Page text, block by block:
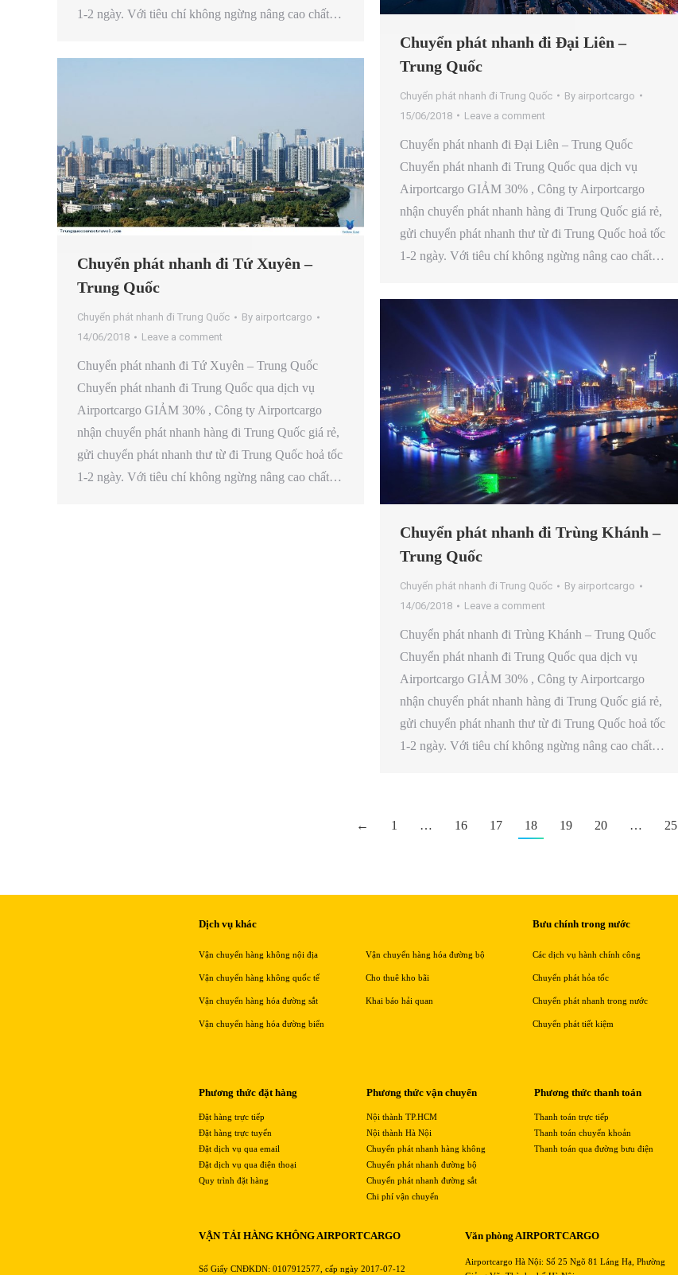
1-2 ngày. Với tiêu chí không ngừng nâng cao chất…
Chuyển phát nhanh đi Đại Liên –
Trung Quốc
Chuyển phát nhanh đi Trung Quốc By airportcargo
15/06/2018
Leave a comment
Chuyển phát nhanh đi Đại Liên – Trung Quốc
Chuyển phát nhanh đi Trung Quốc qua dịch vụ
Airportcargo GIẢM 30% , Công ty Airportcargo
nhận chuyển phát nhanh hàng đi Trung Quốc giá rẻ,
gửi chuyển phát nhanh thư từ đi Trung Quốc hoả tốc
1-2 ngày. Với tiêu chí không ngừng nâng cao chất…
Chuyển phát nhanh đi Tứ Xuyên –
Trung Quốc
Chuyển phát nhanh đi Trung Quốc By airportcargo
14/06/2018
Leave a comment
Chuyển phát nhanh đi Tứ Xuyên – Trung Quốc
Chuyển phát nhanh đi Trung Quốc qua dịch vụ
Airportcargo GIẢM 30% , Công ty Airportcargo
nhận chuyển phát nhanh hàng đi Trung Quốc giá rẻ,
gửi chuyển phát nhanh thư từ đi Trung Quốc hoả tốc
1-2 ngày. Với tiêu chí không ngừng nâng cao chất…
Chuyển phát nhanh đi Trùng Khánh –
Trung Quốc
Chuyển phát nhanh đi Trung Quốc By airportcargo
14/06/2018
Leave a comment
Chuyển phát nhanh đi Trùng Khánh – Trung Quốc
Chuyển phát nhanh đi Trung Quốc qua dịch vụ
Airportcargo GIẢM 30% , Công ty Airportcargo
nhận chuyển phát nhanh hàng đi Trung Quốc giá rẻ,
gửi chuyển phát nhanh thư từ đi Trung Quốc hoả tốc
1-2 ngày. Với tiêu chí không ngừng nâng cao chất…
← 1 … 16 17 18 19 20 … 25
Dịch vụ khác
Vận chuyển hàng không nội địa
Vận chuyển hàng không quốc tế
Vận chuyển hàng hóa đường sắt
Vận chuyển hàng hóa đường biển
Vận chuyển hàng hóa đường bộ
Cho thuê kho bãi
Khai báo hải quan
Bưu chính trong nước
Các dịch vụ hành chính công
Chuyển phát hỏa tốc
Chuyển phát nhanh trong nước
Chuyển phát tiết kiệm
Phương thức đặt hàng
Đặt hàng trực tiếp
Đặt hàng trực tuyến
Đặt dịch vụ qua email
Đặt dịch vụ qua điện thoại
Quy trình đặt hàng
Phương thức vận chuyển
Nội thành TP.HCM
Nội thành Hà Nội
Chuyển phát nhanh hàng không
Chuyển phát nhanh đường bộ
Chuyển phát nhanh đường sắt
Chi phí vận chuyển
Phương thức thanh toán
Thanh toán trực tiếp
Thanh toán chuyển khoản
Thanh toán qua đường bưu điện
VẬN TẢI HÀNG KHÔNG AIRPORTCARGO
Số Giấy CNĐKDN: 0107912577, cấp ngày 2017-07-12
Văn phòng AIRPORTCARGO
Airportcargo Hà Nội: Số 25 Ngõ 81 Láng Hạ, Phường